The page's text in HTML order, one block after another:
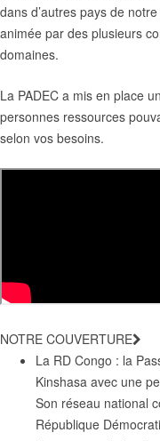
dans d’autres pays de
animée par des plusieurs
domaines.
La PADEC a mis en place
personnes ressources
selon vos besoins.
NOTRE COUVERTURE
La RD Congo : la
Kinshasa avec une
Son réseau national
République